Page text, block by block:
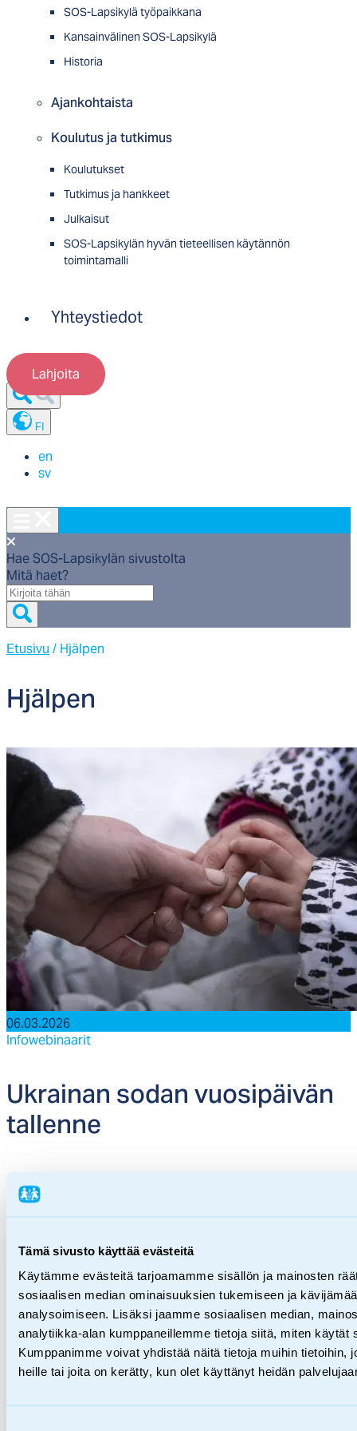
Tämä sivusto käyttää evästeitä
Käytämme evästeitä tarjoamamme sisällön ja mainosten
sosiaalisen median ominaisuuksien tukemiseen ja
analysoimiseen. Lisäksi jaamme sosiaalisen median,
analytiikka-alan kumppaneillemme tietoja siitä, miten käytät
Kumppanimme voivat yhdistää näitä tietoja muihin tietoihin,
heille tai joita on kerätty, kun olet käyttänyt heidän
SOS-Lapsikylä työpaikkana
Kansainvälinen SOS-Lapsikylä
Historia
Ajankohtaista
Koulutus ja tutkimus
Koulutukset
Tutkimus ja hankkeet
Julkaisut
SOS-Lapsikylän hyvän tieteellisen käytännön
toimintamalli
Yhteystiedot
Lahjoita
FI
en
sv
Hae SOS-Lapsikylän sivustolta
Mitä haet?
Mitä
haet?
Etusivu / Hjälpen
Hjäl­pen
06.03.2026
Infowebinaarit
Uk­rai­nan so­dan vuo­si­päi­vän
tal­len­ne
Infowebinaarit